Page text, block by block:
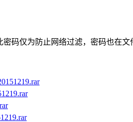
密码仅为防止网络过滤，密码也在文